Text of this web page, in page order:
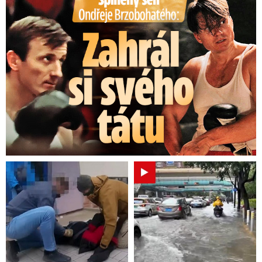
‚bych se vsadil, že to je fízl‘.Vystoupil někde
jinde, ale pět minut potom u mě zaklepal a byl
to ten, který mě měl vyhostit.Ty fízlovské typy
jsou stejné v Havaně jako v Praze, to mě překva